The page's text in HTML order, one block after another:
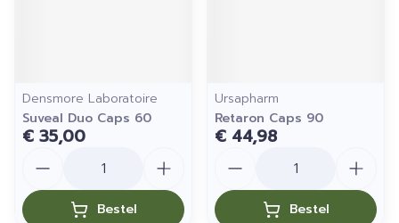
Densmore Laboratoire
Suveal Duo Caps 60
€ 35,00
Bestel
Ursapharm
Retaron Caps 90
€ 44,98
Bestel